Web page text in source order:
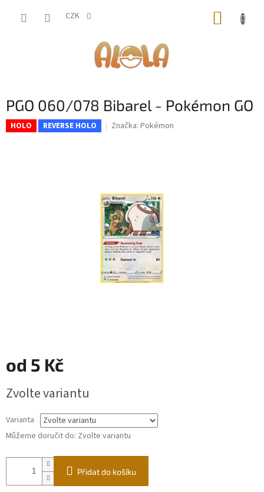
CZK
PGO 060/078 Bibarel - Pokémon GO
HOLO REVERSE HOLO Značka: Pokémon
od 5 Kč
cena:
Zvolte variantu
Varianta
Můžeme doručit do: Zvolte variantu
Přidat do košíku